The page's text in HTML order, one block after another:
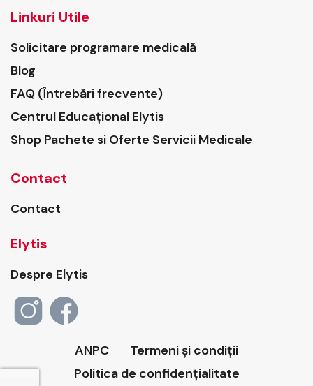
Linkuri Utile
Solicitare programare medicală
Blog
FAQ (Întrebări frecvente)
Centrul Educațional Elytis
Shop Pachete si Oferte Servicii Medicale
Contact
Contact
Elytis
Despre Elytis
ANPC
Termeni și condiții
Politica de confidențialitate